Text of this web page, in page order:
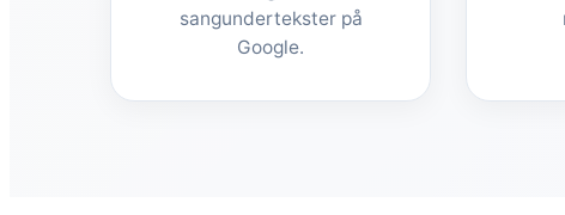
sangundertekster på
Google.